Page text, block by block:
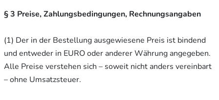
§ 3 Preise, Zahlungsbedingungen, Rechnungsangaben
(1) Der in der Bestellung ausgewiesene Preis ist bindend
und entweder in EURO oder anderer Währung angegeben.
Alle Preise verstehen sich – soweit nicht anders vereinbart
– ohne Umsatzsteuer.